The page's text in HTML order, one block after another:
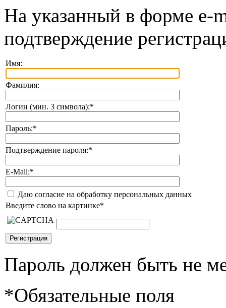
На указанный в форме e-
подтверждение
Имя:
Фамилия:
Логин (мин. 3 символа):*
Пароль:*
Подтверждение пароля:*
E-Mail:*
Даю согласие на обработку персональных данных
Введите слово на картинке*
Пароль должен быть не
*Обязательные поля